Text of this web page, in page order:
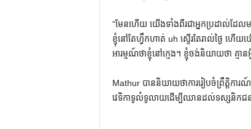
“មែនហើយ យើងទាំងពីរជាអ្នកប្រដាល់ដែ
ខ្ញុំនៅតែហ្វឹកហាត់ uh ស្ទើរតែរាល់ថ្ងៃ ហើ
អារម្មណ៍ថាខ្ញុំនៅក្មេង។ ខ្ញុំចង់និយាយថា គ្មា
Mathur បាននិយាយថាការរៀបចំព្រឹត្តិការ
វេទិកាទូលំទូលាយដើម្បីឈានដល់ទស្សនិកជ